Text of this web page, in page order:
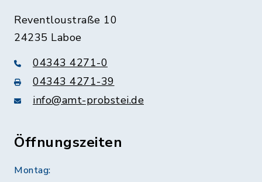
Reventloustraße 10
24235 Laboe
04343 4271-0
04343 4271-39
info@amt-probstei.de
Öffnungszeiten
Montag: